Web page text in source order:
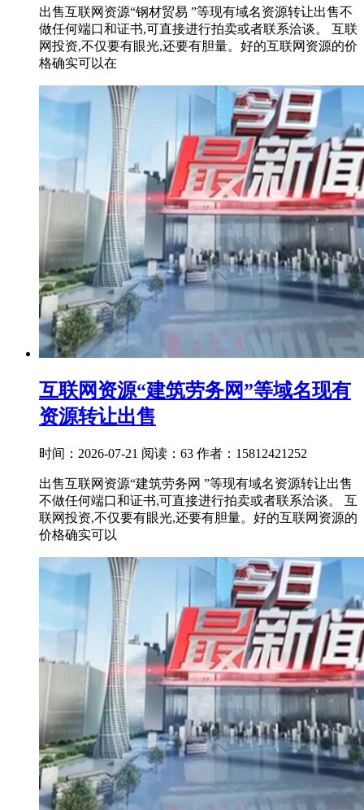
出售互联网资源“钢材贸易 ”等现有域名资源转让出售不
做任何端口和证书,可直接进行拍卖或者联系洽谈。 互联
网投资,不仅要有眼光,还要有胆量。好的互联网资源的价
格确实可以在
互联网资源“建筑劳务网”等域名现有
资源转让出售
时间：2026-07-21 阅读：63 作者：15812421252
出售互联网资源“建筑劳务网 ”等现有域名资源转让出售
不做任何端口和证书,可直接进行拍卖或者联系洽谈。 互
联网投资,不仅要有眼光,还要有胆量。好的互联网资源的
价格确实可以